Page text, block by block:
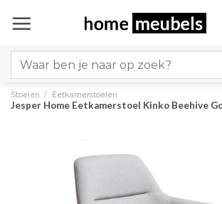
naar
for:
Stoelen / Eetkamerstoelen
Jesper Home Eetkamerstoel Kinko Beehive